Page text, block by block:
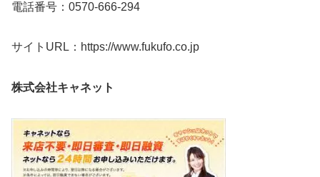
電話番号：0570-666-294
サイトURL：https://www.fukufo.co.jp
株式会社キャネット